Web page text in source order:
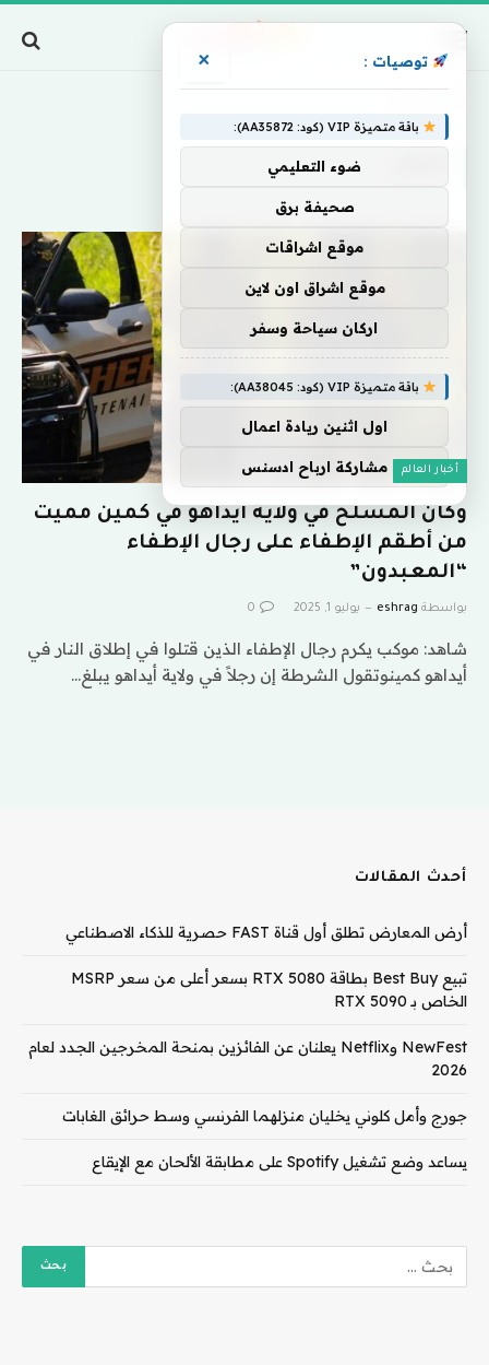
أخبار العالم
وكان المسلح في ولاية ايداهو في كمين مميت
من أطقم الإطفاء على رجال الإطفاء
“المعبدون”
بواسطة eshrag يوليو 1, 2025 0
شاهد: موكب يكرم رجال الإطفاء الذين قتلوا في إطلاق النار في
أيداهو كمينوتقول الشرطة إن رجلاً في ولاية أيداهو يبلغ…
أحدث المقالات
أرض المعارض تطلق أول قناة FAST حصرية للذكاء الاصطناعي
تبيع Best Buy بطاقة RTX 5080 بسعر أعلى من سعر MSRP
الخاص بـ RTX 5090
NewFest وNetflix يعلنان عن الفائزين بمنحة المخرجين الجدد لعام
2026
جورج وأمل كلوني يخليان منزلهما الفرنسي وسط حرائق الغابات
يساعد وضع تشغيل Spotify على مطابقة الألحان مع الإيقاع
توصيات : ×
باقة متميزة VIP (كود: AA35872):
ضوء التعليمي
صحيفة برق
موقع اشراقات
موقع اشراق اون لاين
اركان سياحة وسفر
باقة متميزة VIP (كود: AA38045):
اول اثنين ريادة اعمال
مشاركة ارباح ادسنس